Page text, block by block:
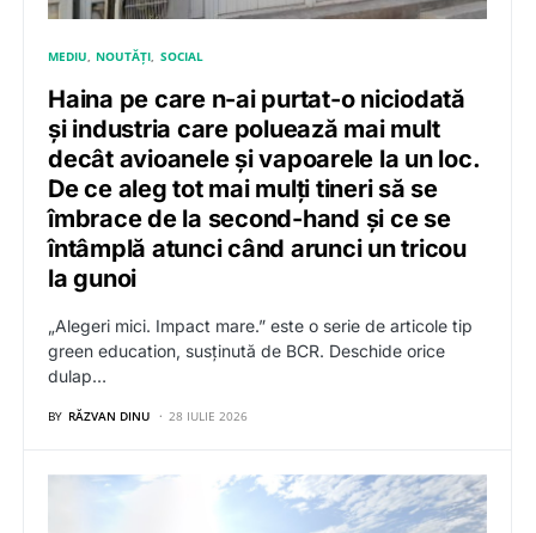
MEDIU NOUTĂȚI SOCIAL
Haina pe care n-ai purtat-o niciodată
și industria care poluează mai mult
decât avioanele și vapoarele la un loc.
De ce aleg tot mai mulți tineri să se
îmbrace de la second-hand și ce se
întâmplă atunci când arunci un tricou
la gunoi
„Alegeri mici. Impact mare.” este o serie de articole tip
green education, susținută de BCR. Deschide orice
dulap…
BY RĂZVAN DINU 28 IULIE 2026